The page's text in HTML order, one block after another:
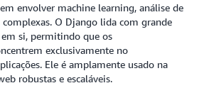
envolver machine learning, análise de
O Django lida com grande
si, permitindo que os
exclusivamente no
Ele é amplamente usado na
robustas e escaláveis.